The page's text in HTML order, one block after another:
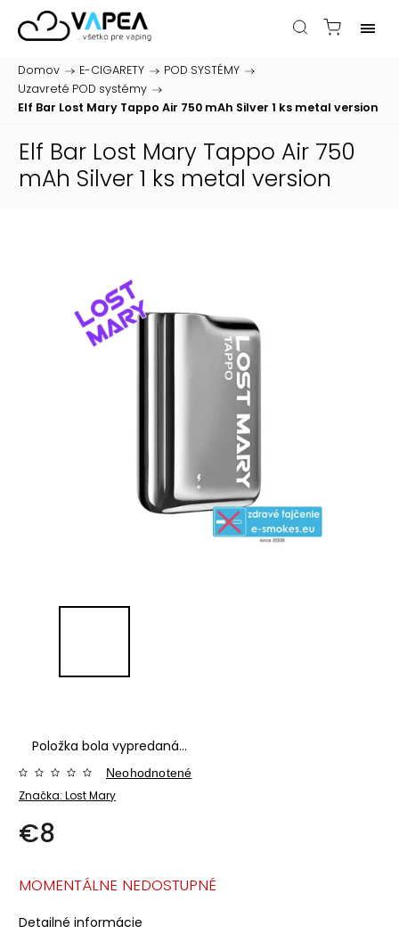
Domov / E-CIGARETY / POD SYSTÉMY /
Uzavreté POD systémy /
Elf Bar Lost Mary Tappo Air 750 mAh Silver 1 ks metal version
Elf Bar Lost Mary Tappo Air 750
mAh Silver 1 ks metal version
Položka bola vypredaná…
Značka: Lost Mary
Neohodnotené
€8
MOMENTÁLNE NEDOSTUPNÉ
Detailné informácie